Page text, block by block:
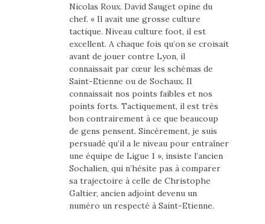
Nicolas Roux. David Sauget opine du
chef. « Il avait une grosse culture
tactique. Niveau culture foot, il est
excellent. A chaque fois qu’on se croisait
avant de jouer contre Lyon, il
connaissait par cœur les schémas de
Saint-Etienne ou de Sochaux. Il
connaissait nos points faibles et nos
points forts. Tactiquement, il est très
bon contrairement à ce que beaucoup
de gens pensent. Sincèrement, je suis
persuadé qu’il a le niveau pour entraîner
une équipe de Ligue 1 », insiste l’ancien
Sochalien, qui n’hésite pas à comparer
sa trajectoire à celle de Christophe
Galtier, ancien adjoint devenu un
numéro un respecté à Saint-Etienne.